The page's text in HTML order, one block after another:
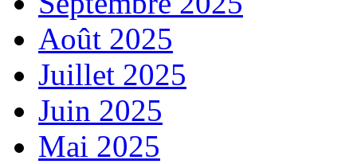
Août 2025
Juillet 2025
Juin 2025
Mai 2025